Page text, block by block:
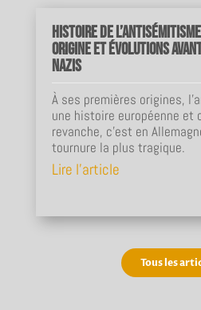
Histoire de
origine et évolutions
nazis
À ses premières origines,
une histoire européenne et
revanche, c'est en
tournure la plus tragique.
Lire l'article
Tous les